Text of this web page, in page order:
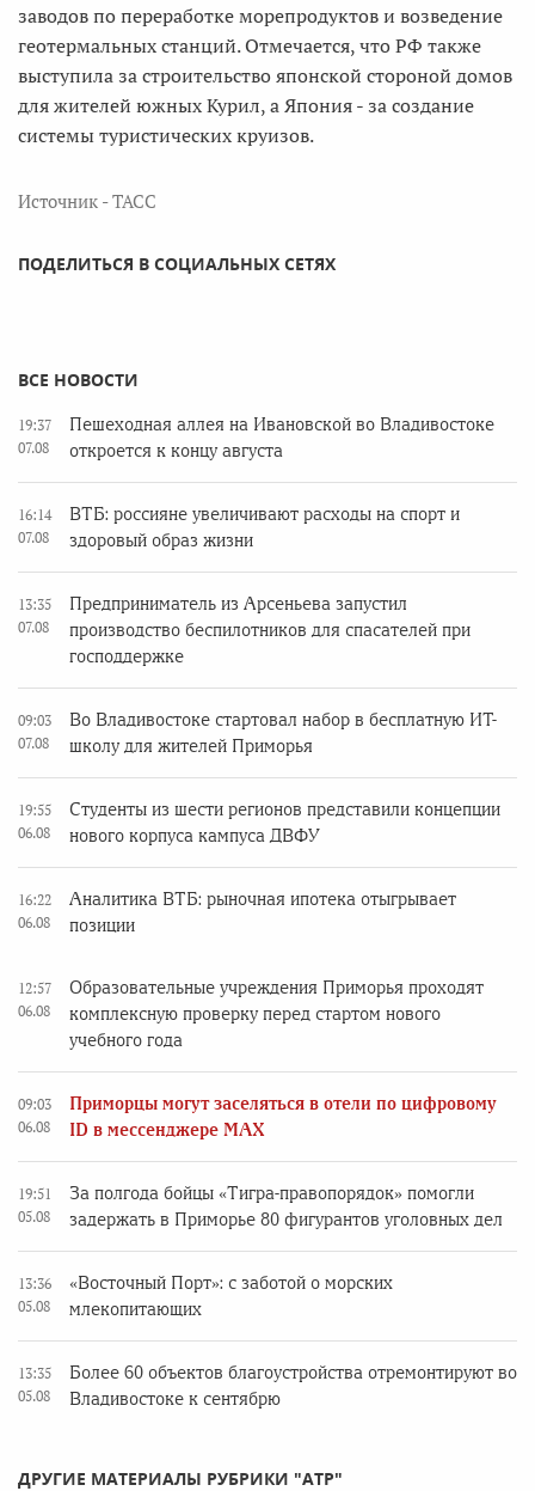
заводов по переработке морепродуктов и возведение
геотермальных станций. Отмечается, что РФ также
выступила за строительство японской стороной домов
для жителей южных Курил, а Япония - за создание
системы туристических круизов.
Источник - ТАСС
ПОДЕЛИТЬСЯ В СОЦИАЛЬНЫХ СЕТЯХ
ВСЕ НОВОСТИ
19:37
07.08
Пешеходная аллея на Ивановской во Владивостоке
откроется к концу августа
16:14
07.08
ВТБ: россияне увеличивают расходы на спорт и
здоровый образ жизни
13:35
07.08
Предприниматель из Арсеньева запустил
производство беспилотников для спасателей при
господдержке
09:03
07.08
Во Владивостоке стартовал набор в бесплатную ИТ-
школу для жителей Приморья
19:55
06.08
Студенты из шести регионов представили концепции
нового корпуса кампуса ДВФУ
16:22
06.08
Аналитика ВТБ: рыночная ипотека отыгрывает
позиции
12:57
06.08
Образовательные учреждения Приморья проходят
комплексную проверку перед стартом нового
учебного года
09:03
06.08
Приморцы могут заселяться в отели по цифровому
ID в мессенджере MAX
19:51
05.08
За полгода бойцы «Тигра-правопорядок» помогли
задержать в Приморье 80 фигурантов уголовных дел
13:36
05.08
«Восточный Порт»: с заботой о морских
млекопитающих
13:35
05.08
Более 60 объектов благоустройства отремонтируют во
Владивостоке к сентябрю
ДРУГИЕ МАТЕРИАЛЫ РУБРИКИ "АТР"